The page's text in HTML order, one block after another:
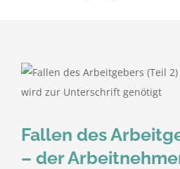
kostenlose
Fallen des
– der